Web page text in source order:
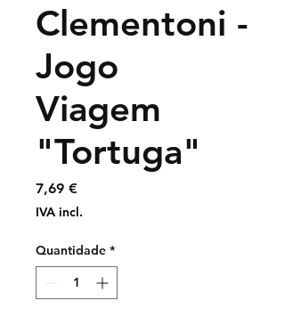
Clementoni -
Jogo
Viagem
"Tortuga"
7,69 €Preço
IVA incl.
Quantidade *